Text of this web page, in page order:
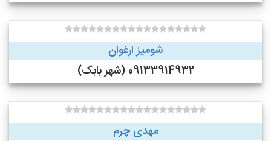
شومیز ارغوان
09133914932 (شهر بابک)
مهدی چرم